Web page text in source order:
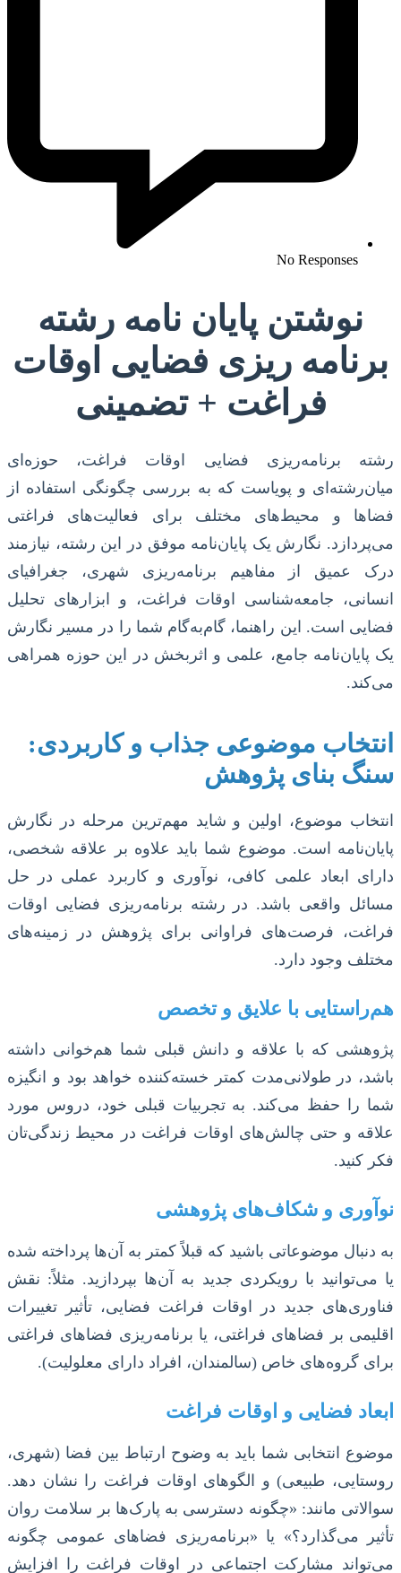
No Responses
نوشتن پایان نامه رشته
برنامه ریزی فضایی اوقات
فراغت + تضمینی
رشته برنامه‌ریزی فضایی اوقات فراغت، حوزه‌ای
میان‌رشته‌ای و پویاست که به بررسی چگونگی استفاده از
فضاها و محیط‌های مختلف برای فعالیت‌های فراغتی
می‌پردازد. نگارش یک پایان‌نامه موفق در این رشته، نیازمند
درک عمیق از مفاهیم برنامه‌ریزی شهری، جغرافیای
انسانی، جامعه‌شناسی اوقات فراغت، و ابزارهای تحلیل
فضایی است. این راهنما، گام‌به‌گام شما را در مسیر نگارش
یک پایان‌نامه جامع، علمی و اثربخش در این حوزه همراهی
می‌کند.
انتخاب موضوعی جذاب و کاربردی:
سنگ بنای پژوهش
انتخاب موضوع، اولین و شاید مهم‌ترین مرحله در نگارش
پایان‌نامه است. موضوع شما باید علاوه بر علاقه شخصی،
دارای ابعاد علمی کافی، نوآوری و کاربرد عملی در حل
مسائل واقعی باشد. در رشته برنامه‌ریزی فضایی اوقات
فراغت، فرصت‌های فراوانی برای پژوهش در زمینه‌های
مختلف وجود دارد.
هم‌راستایی با علایق و تخصص
پژوهشی که با علاقه و دانش قبلی شما هم‌خوانی داشته
باشد، در طولانی‌مدت کمتر خسته‌کننده خواهد بود و انگیزه
شما را حفظ می‌کند. به تجربیات قبلی خود، دروس مورد
علاقه و حتی چالش‌های اوقات فراغت در محیط زندگی‌تان
فکر کنید.
نوآوری و شکاف‌های پژوهشی
به دنبال موضوعاتی باشید که قبلاً کمتر به آن‌ها پرداخته شده
یا می‌توانید با رویکردی جدید به آن‌ها بپردازید. مثلاً: نقش
فناوری‌های جدید در اوقات فراغت فضایی، تأثیر تغییرات
اقلیمی بر فضاهای فراغتی، یا برنامه‌ریزی فضاهای فراغتی
برای گروه‌های خاص (سالمندان، افراد دارای معلولیت).
ابعاد فضایی و اوقات فراغت
موضوع انتخابی شما باید به وضوح ارتباط بین فضا (شهری،
روستایی، طبیعی) و الگوهای اوقات فراغت را نشان دهد.
سوالاتی مانند: «چگونه دسترسی به پارک‌ها بر سلامت روان
تأثیر می‌گذارد؟» یا «برنامه‌ریزی فضاهای عمومی چگونه
می‌تواند مشارکت اجتماعی در اوقات فراغت را افزایش